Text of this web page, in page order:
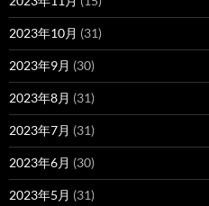
2023年10月 (31)
2023年9月 (30)
2023年8月 (31)
2023年7月 (31)
2023年6月 (30)
2023年5月 (31)